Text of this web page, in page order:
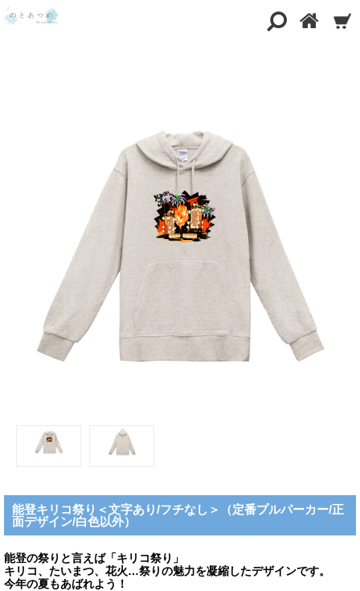
能登キリコ祭り＜文字あり/フチなし＞（定番プルパーカー/正
面デザイン/白色以外）
能登の祭りと言えば「キリコ祭り」
キリコ、たいまつ、花火…祭りの魅力を凝縮したデザインです。
今年の夏もあばれよう！